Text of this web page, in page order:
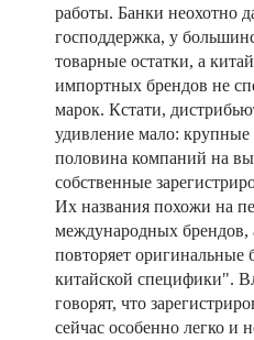
работы. Банки неохотно
господдержка, у
товарные остатки, а
импортных брендов не
марок. Кстати,
удивление мало:
половина компаний на
собственные
Их названия похожи на
международных брендов,
повторяет оригинальные
китайской специфики".
говорят, что
сейчас особенно легко и